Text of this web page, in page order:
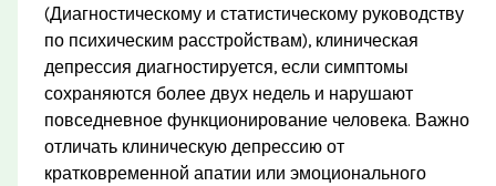
(Диагностическому и статистическому руководству
по психическим расстройствам), клиническая
депрессия диагностируется, если симптомы
сохраняются более двух недель и нарушают
повседневное функционирование человека. Важно
отличать клиническую депрессию от
кратковременной апатии или эмоционального